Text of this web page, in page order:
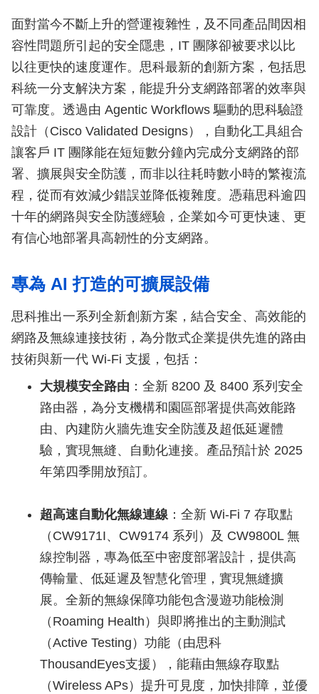
面對當今不斷上升的營運複雜性，及不同產品間因相
容性問題所引起的安全隱患，IT 團隊卻被要求以比
以往更快的速度運作。思科最新的創新方案，包括思
科統一分支解決方案，能提升分支網路部署的效率與
可靠度。透過由 Agentic Workflows 驅動的思科驗證
設計（Cisco Validated Designs），自動化工具組合
讓客戶 IT 團隊能在短短數分鐘內完成分支網路的部
署、擴展與安全防護，而非以往耗時數小時的繁複流
程，從而有效減少錯誤並降低複雜度。憑藉思科逾四
十年的網路與安全防護經驗，企業如今可更快速、更
有信心地部署具高韌性的分支網路。
專為 AI 打造的可擴展設備
思科推出一系列全新創新方案，結合安全、高效能的
網路及無線連接技術，為分散式企業提供先進的路由
技術與新一代 Wi-Fi 支援，包括：
大規模安全路由 ：全新 8200 及 8400 系列安全
路由器，為分支機構和園區部署提供高效能路
由、內建防火牆先進安全防護及超低延遲體
驗，實現無縫、自動化連接。產品預計於 2025
年第四季開放預訂。
超高速自動化無線連線：全新 Wi-Fi 7 存取點
（CW9171I、CW9174 系列）及 CW9800L 無
線控制器，專為低至中密度部署設計，提供高
傳輸量、低延遲及智慧化管理，實現無縫擴
展。全新的無線保障功能包含漫遊功能檢測
（Roaming Health）與即將推出的主動測試
（Active Testing）功能（由思科
ThousandEyes支援），能藉由無線存取點
（Wireless APs）提升可見度，加快排障，並優